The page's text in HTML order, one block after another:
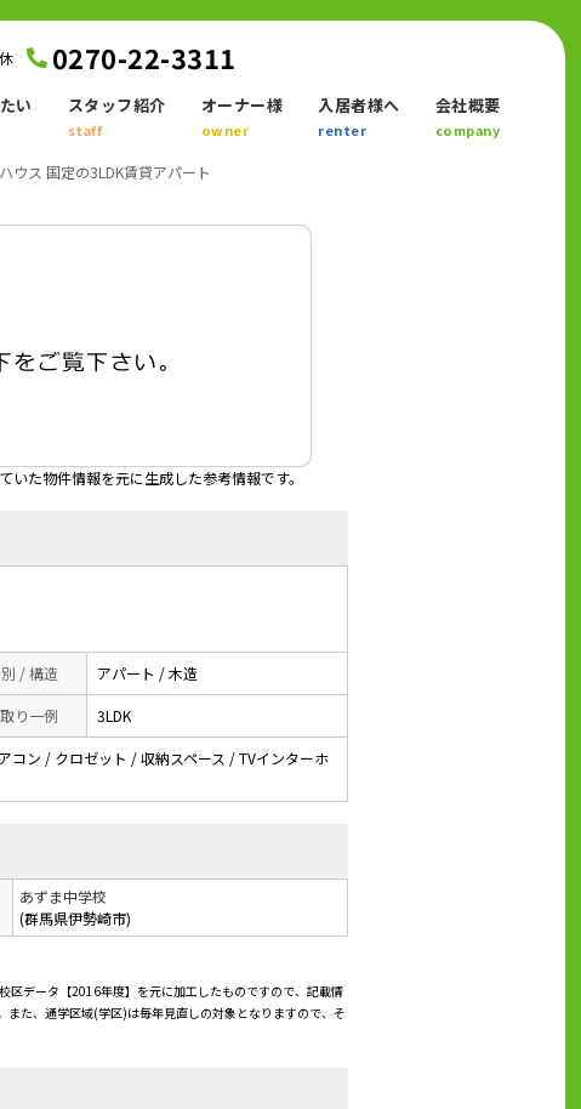
0270-22-3311
い スタッフ紹介
staff
オーナー様
owner
入居者様へ
renter
会社概要
company
ウス 国定の3LDK賃貸アパート
た物件情報を元に生成した参考情報です。
/ 構造 アパート / 木造
り一例 3LDK
ン / クロゼット / 収納スペース / TVインターホ
あずま中学校
(群馬県伊勢崎市)
区データ【2016年度】を元に加工したものですので、記載情
た、通学区域(学区)は毎年見直しの対象となりますので、そ